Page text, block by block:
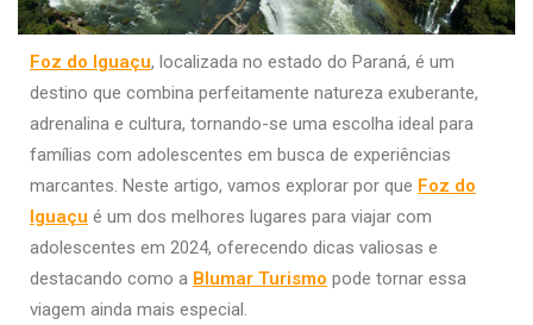
Foz do Iguaçu, localizada no estado do Paraná, é um
destino que combina perfeitamente natureza exuberante,
adrenalina e cultura, tornando-se uma escolha ideal para
famílias com adolescentes em busca de experiências
marcantes. Neste artigo, vamos explorar por que Foz do
Iguaçu é um dos melhores lugares para viajar com
adolescentes em 2024, oferecendo dicas valiosas e
destacando como a Blumar Turismo pode tornar essa
viagem ainda mais especial.